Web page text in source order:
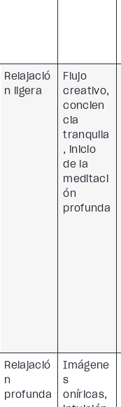
Relajació
n ligera
Flujo
creativo,
concien
cia
tranquila
, inicio
de la
meditaci
ón
profunda
Relajació
n
profunda
Imágene
s
oníricas,